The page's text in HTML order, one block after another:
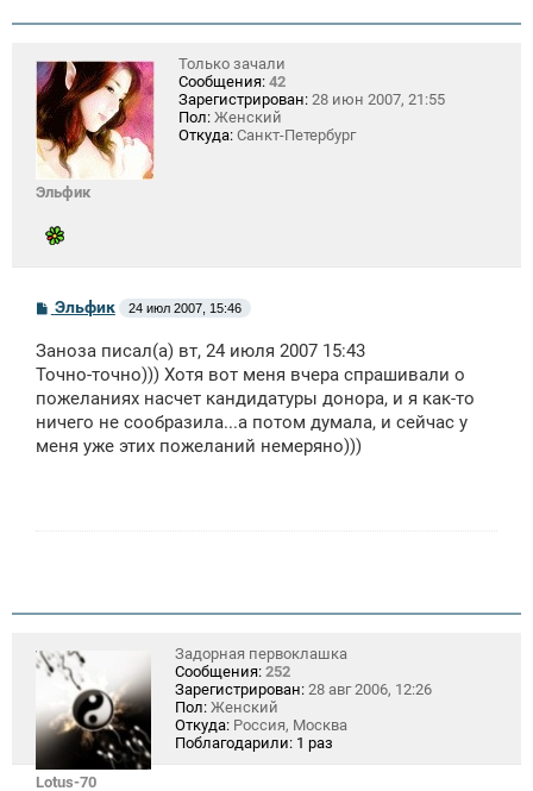
Эльфик
Только зачали
Сообщения: 42
Зарегистрирован: 28 июн 2007, 21:55
Пол: Женский
Откуда: Санкт-Петербург
С
б
щ
н
и
Эльфик 24 июл 2007, 15:46
Заноза писал(а) вт, 24 июля 2007 15:43
Точно-точно))) Хотя вот меня вчера спрашивали о
пожеланиях насчет кандидатуры донора, и я как-то
ничего не сообразила...а потом думала, и сейчас у
меня уже этих пожеланий немеряно)))
Lotus-70
Задорная первоклашка
Сообщения: 252
Зарегистрирован: 28 авг 2006, 12:26
Пол: Женский
Откуда: Россия, Москва
Поблагодарили: 1 раз